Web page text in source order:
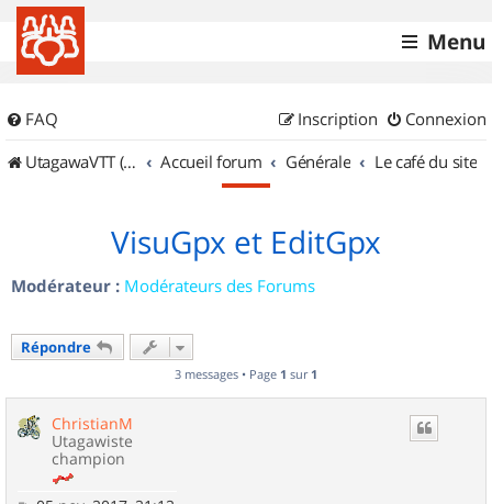
Menu
FAQ Connexion
Inscription
UtagawaVTT (Randos VTT et VTTAE avec traces GPS)
Accueil forum Générale Le café du site
VisuGpx et EditGpx
Modérateur : Modérateurs des Forums
Répondre
3 messages • Page 1 sur 1
ChristianM
Utagawiste
champion